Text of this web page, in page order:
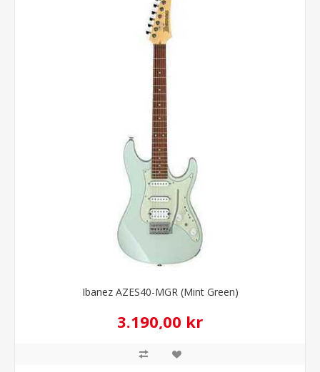
Ibanez AZES40-MGR (Mint Green)
3.190,00 kr